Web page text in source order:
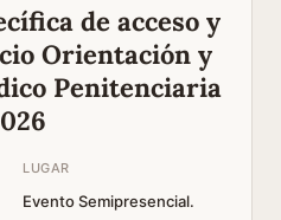
de acceso y
Orientación y
Penitenciaria
LUGAR
Evento Semipresencial.